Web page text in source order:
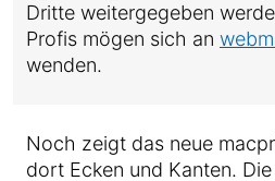
Dritte weitergegeben
Profis mögen sich an
wenden.
Noch zeigt das neue
dort Ecken und Kanten.